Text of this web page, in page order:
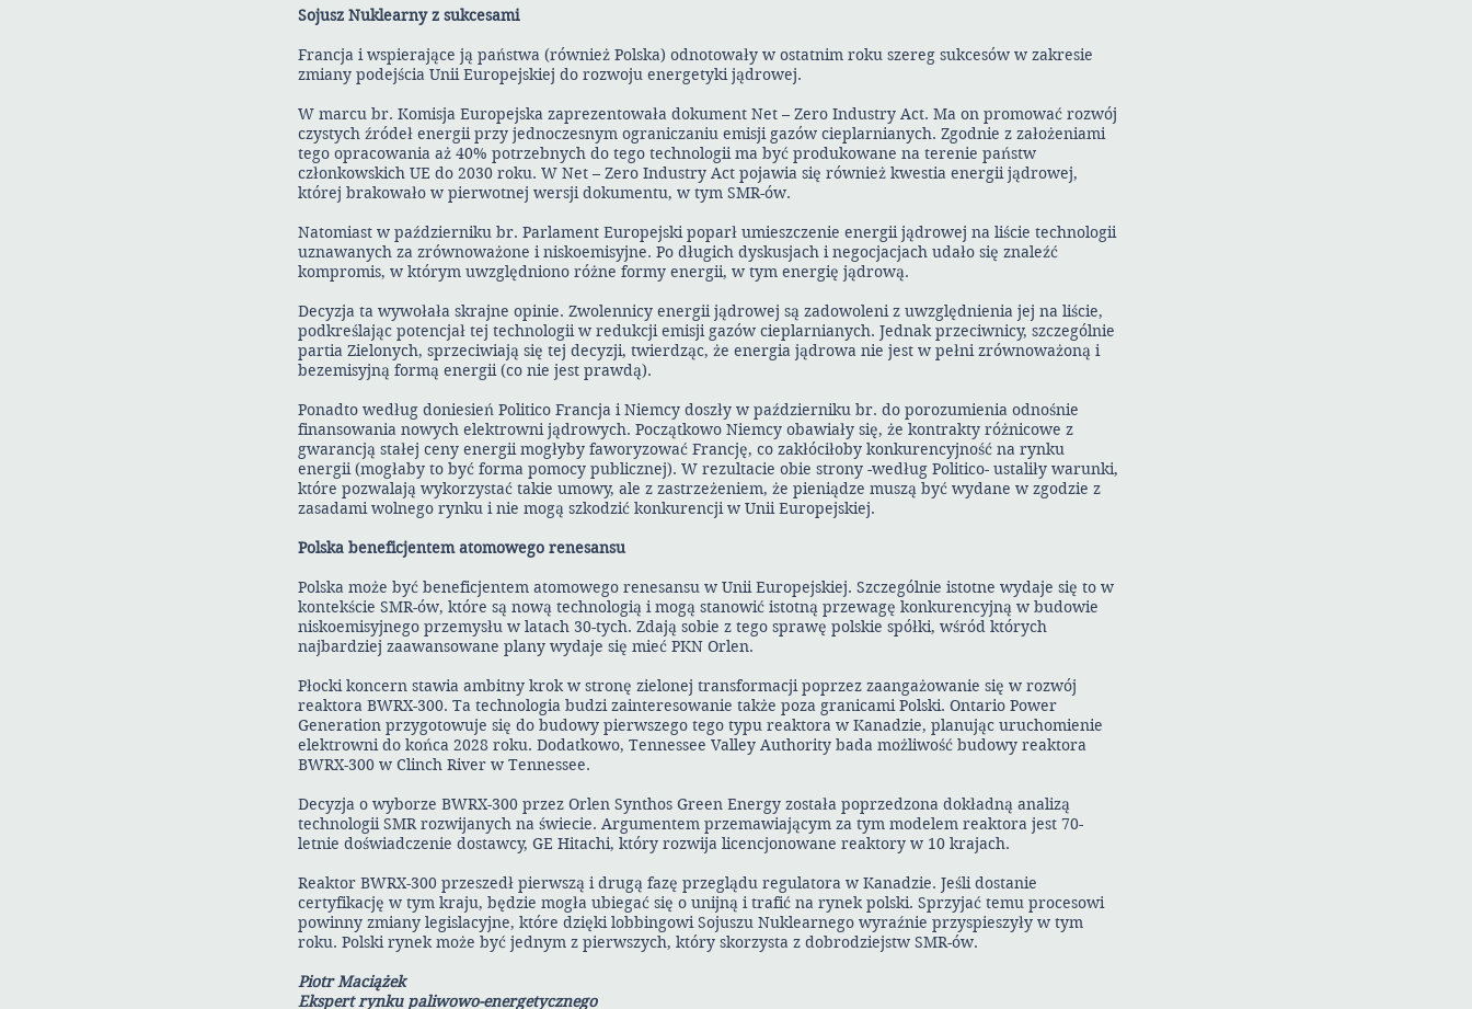
Sojusz Nuklearny z sukcesami
Francja i wspierające ją państwa (również Polska) odnotowały w ostatnim roku szereg sukcesów w zakresie
zmiany podejścia Unii Europejskiej do rozwoju energetyki jądrowej.
W marcu br. Komisja Europejska zaprezentowała dokument Net – Zero Industry Act. Ma on promować rozwój
czystych źródeł energii przy jednoczesnym ograniczaniu emisji gazów cieplarnianych. Zgodnie z założeniami
tego opracowania aż 40% potrzebnych do tego technologii ma być produkowane na terenie państw
członkowskich UE do 2030 roku. W Net – Zero Industry Act pojawia się również kwestia energii jądrowej,
której brakowało w pierwotnej wersji dokumentu, w tym SMR-ów.
Natomiast w październiku br. Parlament Europejski poparł umieszczenie energii jądrowej na liście technologii
uznawanych za zrównoważone i niskoemisyjne. Po długich dyskusjach i negocjacjach udało się znaleźć
kompromis, w którym uwzględniono różne formy energii, w tym energię jądrową.
Decyzja ta wywołała skrajne opinie. Zwolennicy energii jądrowej są zadowoleni z uwzględnienia jej na liście,
podkreślając potencjał tej technologii w redukcji emisji gazów cieplarnianych. Jednak przeciwnicy, szczególnie
partia Zielonych, sprzeciwiają się tej decyzji, twierdząc, że energia jądrowa nie jest w pełni zrównoważoną i
bezemisyjną formą energii (co nie jest prawdą).
Ponadto według doniesień Politico Francja i Niemcy doszły w październiku br. do porozumienia odnośnie
finansowania nowych elektrowni jądrowych. Początkowo Niemcy obawiały się, że kontrakty różnicowe z
gwarancją stałej ceny energii mogłyby faworyzować Francję, co zakłóciłoby konkurencyjność na rynku
energii (mogłaby to być forma pomocy publicznej). W rezultacie obie strony -według Politico- ustaliły warunki,
które pozwalają wykorzystać takie umowy, ale z zastrzeżeniem, że pieniądze muszą być wydane w zgodzie z
zasadami wolnego rynku i nie mogą szkodzić konkurencji w Unii Europejskiej.
Polska beneficjentem atomowego renesansu
Polska może być beneficjentem atomowego renesansu w Unii Europejskiej. Szczególnie istotne wydaje się to w
kontekście SMR-ów, które są nową technologią i mogą stanowić istotną przewagę konkurencyjną w budowie
niskoemisyjnego przemysłu w latach 30-tych. Zdają sobie z tego sprawę polskie spółki, wśród których
najbardziej zaawansowane plany wydaje się mieć PKN Orlen.
Płocki koncern stawia ambitny krok w stronę zielonej transformacji poprzez zaangażowanie się w rozwój
reaktora BWRX-300. Ta technologia budzi zainteresowanie także poza granicami Polski. Ontario Power
Generation przygotowuje się do budowy pierwszego tego typu reaktora w Kanadzie, planując uruchomienie
elektrowni do końca 2028 roku. Dodatkowo, Tennessee Valley Authority bada możliwość budowy reaktora
BWRX-300 w Clinch River w Tennessee.
Decyzja o wyborze BWRX-300 przez Orlen Synthos Green Energy została poprzedzona dokładną analizą
technologii SMR rozwijanych na świecie. Argumentem przemawiającym za tym modelem reaktora jest 70-
letnie doświadczenie dostawcy, GE Hitachi, który rozwija licencjonowane reaktory w 10 krajach.
Reaktor BWRX-300 przeszedł pierwszą i drugą fazę przeglądu regulatora w Kanadzie. Jeśli dostanie
certyfikację w tym kraju, będzie mogła ubiegać się o unijną i trafić na rynek polski. Sprzyjać temu procesowi
powinny zmiany legislacyjne, które dzięki lobbingowi Sojuszu Nuklearnego wyraźnie przyspieszyły w tym
roku. Polski rynek może być jednym z pierwszych, który skorzysta z dobrodziejstw SMR-ów.
Piotr Maciążek
Ekspert rynku paliwowo-energetycznego